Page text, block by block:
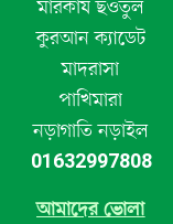
মারকায ছওতুল
কুরআন ক্যাডেট
মাদরাসা
পাখিমারা
নড়াগাতি নড়াইল
01632997808
আমাদের ভোলা